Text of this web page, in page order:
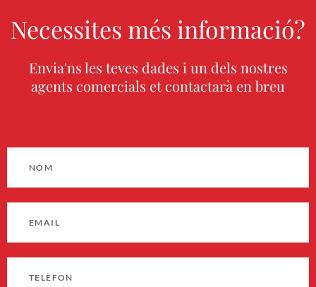
Necessites més informació?
Envia'ns les teves dades i un dels nostres
agents comercials et contactarà en breu